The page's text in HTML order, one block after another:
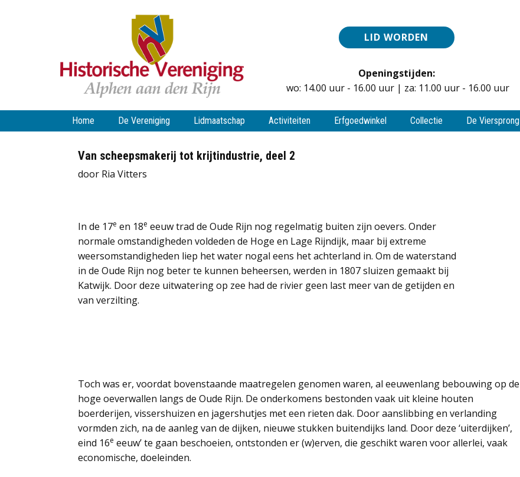
LID WORDEN
Openingstijden:
wo: 14.00 uur - 16.00 uur | za: 11.00 uur - 16.00 uur
Home De Vereniging Lidmaatschap Activiteiten Erfgoedwinkel Collectie De Viersprong
Van scheepsmakerij tot krijtindustrie, deel 2
door Ria Vitters
In de 17e en 18e eeuw trad de Oude Rijn nog regelmatig buiten zijn oevers. Onder
normale omstandigheden voldeden de Hoge en Lage Rijndijk, maar bij extreme
weersomstandigheden liep het water nogal eens het achterland in. Om de waterstand
in de Oude Rijn nog beter te kunnen beheersen, werden in 1807 sluizen gemaakt bij
Katwijk. Door deze uitwatering op zee had de rivier geen last meer van de getijden en
van verzilting.
Toch was er, voordat bovenstaande maatregelen genomen waren, al eeuwenlang bebouwing op de
hoge oeverwallen langs de Oude Rijn. De onderkomens bestonden vaak uit kleine houten
boerderijen, vissershuizen en jagershutjes met een rieten dak. Door aanslibbing en verlanding
vormden zich, na de aanleg van de dijken, nieuwe stukken buitendijks land. Door deze ‘uiterdijken’,
eind 16e eeuw’ te gaan beschoeien, ontstonden er (w)erven, die geschikt waren voor allerlei, vaak
economische, doeleinden.